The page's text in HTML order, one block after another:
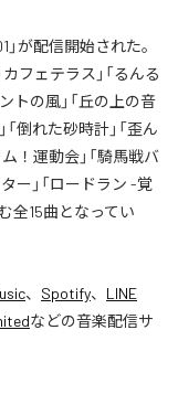
」が配信開始された。
フェテラス」「るんる
トの風」「丘の上の音
倒れた砂時計」「歪ん
！運動会」「騎馬戦バ
ー」「ロードラン -覚
全15曲となってい
、 Spotify、 LINE
などの音楽配信サ